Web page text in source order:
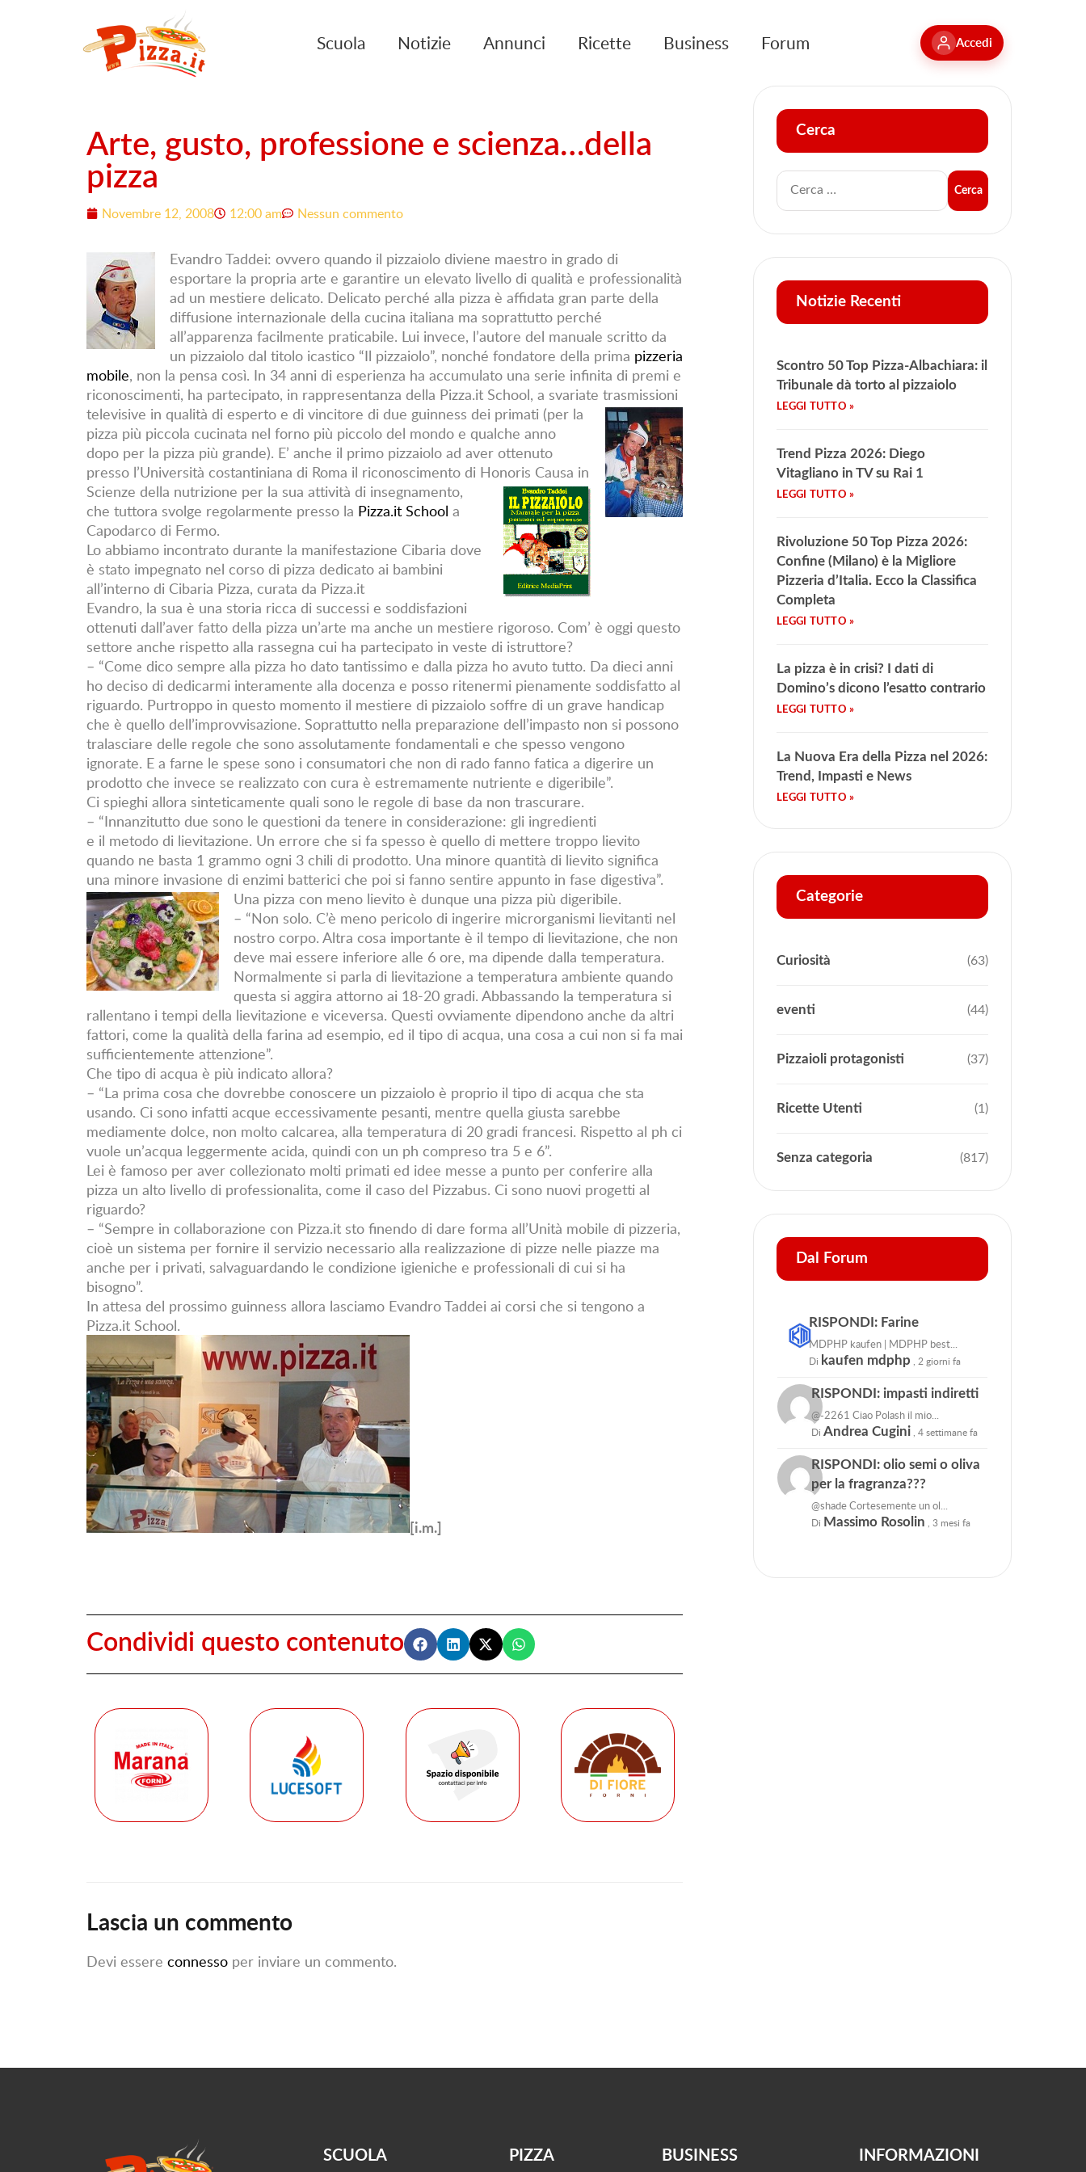
Scuola Notizie Annunci Ricette Business Forum Accedi
Arte, gusto, professione e scienza…della
pizza
Novembre 12, 2008 12:00 am Nessun commento
Evandro Taddei: ovvero quando il pizzaiolo diviene maestro in grado di
esportare la propria arte e garantire un elevato livello di qualità e professionalità
ad un mestiere delicato. Delicato perché alla pizza è affidata gran parte della
diffusione internazionale della cucina italiana ma soprattutto perché
all’apparenza facilmente praticabile. Lui invece, l’autore del manuale scritto da
un pizzaiolo dal titolo icastico “Il pizzaiolo”, nonché fondatore della prima pizzeria
mobile, non la pensa così. In 34 anni di esperienza ha accumulato una serie infinita di premi e
riconoscimenti, ha partecipato, in rappresentanza della Pizza.it School, a svariate trasmissioni
televisive in qualità di esperto e di vincitore di due guinness dei primati (per la
pizza più piccola cucinata nel forno più piccolo del mondo e qualche anno
dopo per la pizza più grande). E’ anche il primo pizzaiolo ad aver ottenuto
presso l’Università costantiniana di Roma il riconoscimento di Honoris Causa in
Scienze della nutrizione per la sua attività di insegnamento,
che tuttora svolge regolarmente presso la Pizza.it School a
Capodarco di Fermo.
Lo abbiamo incontrato durante la manifestazione Cibaria dove
è stato impegnato nel corso di pizza dedicato ai bambini
all’interno di Cibaria Pizza, curata da Pizza.it
Evandro, la sua è una storia ricca di successi e soddisfazioni
ottenuti dall’aver fatto della pizza un’arte ma anche un mestiere rigoroso. Com’ è oggi questo
settore anche rispetto alla rassegna cui ha partecipato in veste di istruttore?
– “Come dico sempre alla pizza ho dato tantissimo e dalla pizza ho avuto tutto. Da dieci anni
ho deciso di dedicarmi interamente alla docenza e posso ritenermi pienamente soddisfatto al
riguardo. Purtroppo in questo momento il mestiere di pizzaiolo soffre di un grave handicap
che è quello dell’improvvisazione. Soprattutto nella preparazione dell’impasto non si possono
tralasciare delle regole che sono assolutamente fondamentali e che spesso vengono
ignorate. E a farne le spese sono i consumatori che non di rado fanno fatica a digerire un
prodotto che invece se realizzato con cura è estremamente nutriente e digeribile”.
Ci spieghi allora sinteticamente quali sono le regole di base da non trascurare.
– “Innanzitutto due sono le questioni da tenere in considerazione: gli ingredienti
e il metodo di lievitazione. Un errore che si fa spesso è quello di mettere troppo lievito
quando ne basta 1 grammo ogni 3 chili di prodotto. Una minore quantità di lievito significa
una minore invasione di enzimi batterici che poi si fanno sentire appunto in fase digestiva”.
Una pizza con meno lievito è dunque una pizza più digeribile.
– “Non solo. C’è meno pericolo di ingerire microrganismi lievitanti nel
nostro corpo. Altra cosa importante è il tempo di lievitazione, che non
deve mai essere inferiore alle 6 ore, ma dipende dalla temperatura.
Normalmente si parla di lievitazione a temperatura ambiente quando
questa si aggira attorno ai 18-20 gradi. Abbassando la temperatura si
rallentano i tempi della lievitazione e viceversa. Questi ovviamente dipendono anche da altri
fattori, come la qualità della farina ad esempio, ed il tipo di acqua, una cosa a cui non si fa mai
sufficientemente attenzione”.
Che tipo di acqua è più indicato allora?
– “La prima cosa che dovrebbe conoscere un pizzaiolo è proprio il tipo di acqua che sta
usando. Ci sono infatti acque eccessivamente pesanti, mentre quella giusta sarebbe
mediamente dolce, non molto calcarea, alla temperatura di 20 gradi francesi. Rispetto al ph ci
vuole un’acqua leggermente acida, quindi con un ph compreso tra 5 e 6”.
Lei è famoso per aver collezionato molti primati ed idee messe a punto per conferire alla
pizza un alto livello di professionalita, come il caso del Pizzabus. Ci sono nuovi progetti al
riguardo?
– “Sempre in collaborazione con Pizza.it sto finendo di dare forma all’Unità mobile di pizzeria,
cioè un sistema per fornire il servizio necessario alla realizzazione di pizze nelle piazze ma
anche per i privati, salvaguardando le condizione igieniche e professionali di cui si ha
bisogno”.
In attesa del prossimo guinness allora lasciamo Evandro Taddei ai corsi che si tengono a
Pizza.it School.
[i.m.]
Condividi questo contenuto
Lascia un commento
Devi essere connesso per inviare un commento.
Cerca
Notizie Recenti
Scontro 50 Top Pizza-Albachiara: il
Tribunale dà torto al pizzaiolo
Trend Pizza 2026: Diego
Vitagliano in TV su Rai 1
Rivoluzione 50 Top Pizza 2026:
Confine (Milano) è la Migliore
Pizzeria d’Italia. Ecco la Classifica
Completa
La pizza è in crisi? I dati di
Domino’s dicono l’esatto contrario
La Nuova Era della Pizza nel 2026:
Trend, Impasti e News
Categorie
Curiosità (63)
eventi (44)
Pizzaioli protagonisti (37)
Ricette Utenti (1)
Senza categoria (817)
Dal Forum
RISPONDI: Farine
MDPHP kaufen | MDPHP best...
Di kaufen mdphp ,2 giorni fa
RISPONDI: impasti indiretti
@-2261 Ciao Polash il mio...
Di Andrea Cugini, 4 settimane fa
RISPONDI: olio semi o oliva
per la fragranza???
@shade Cortesemente un ol...
Di Massimo Rosolin , 3 mesi fa
SCUOLA PIZZA BUSINESS INFORMAZIONI